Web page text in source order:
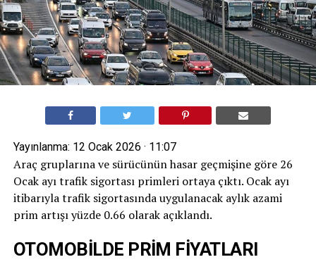
Yayınlanma: 12 Ocak 2026 · 11:07
Araç gruplarına ve sürücünün hasar geçmişine göre 26
Ocak ayı trafik sigortası primleri ortaya çıktı. Ocak ayı
itibarıyla trafik sigortasında uygulanacak aylık azami
prim artışı yüzde 0.66 olarak açıklandı.
OTOMOBİLDE PRİM FİYATLARI